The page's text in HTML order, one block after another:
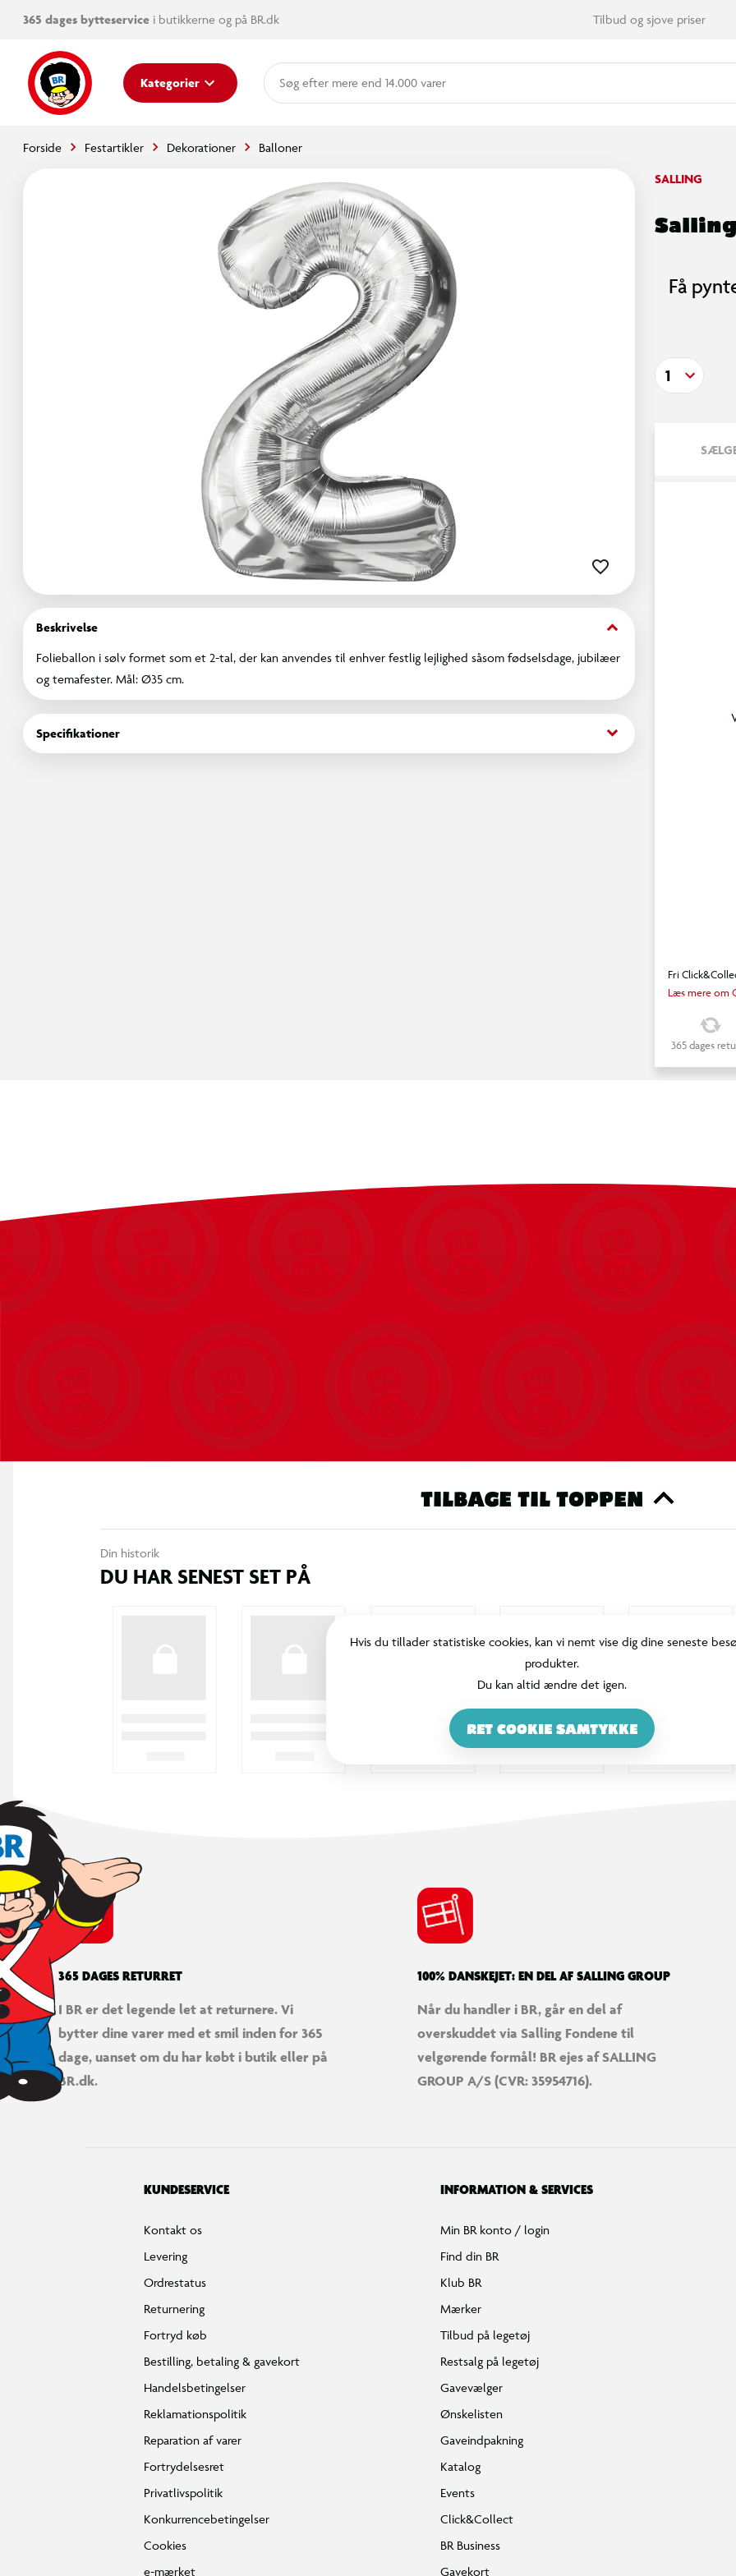
365 dages bytteservice i butikkerne og på BR.dk Tilbud og sjove priser
Kategorier mere end 14.000 varer
Forside Festartikler Dekorationer Balloner
Beskrivelse keyboard_arrow_down
Folieballon i sølv formet som et 2-tal, der kan anvendes til enhver festlig lejlighed såsom fødselsdage, jubilæer
og temafester. Mål: Ø35 cm.
Specifikationer keyboard_arrow_down
SALLING
Få
1
Fri
Læs mere om
365 dages
TILBAGE TIL TOPPEN
Din historik
DU HAR SENEST SET PÅ
Hvis du tillader statistiske cookies, kan vi nemt vise dig dine seneste
produkter.
Du kan altid ændre det igen.
RET COOKIE SAMTYKKE
365 DAGES RETURRET
I BR er det legende let at returnere. Vi
bytter dine varer med et smil inden for 365
dage, uanset om du har købt i butik eller på
BR.dk.
100% DANSKEJET: EN DEL AF SALLING GROUP
Når du handler i BR, går en del af
overskuddet via Salling Fondene til
velgørende formål! BR ejes af SALLING
GROUP A/S (CVR: 35954716).
KUNDESERVICE
Kontakt os
Levering
Ordrestatus
Returnering
Fortryd køb
Bestilling, betaling & gavekort
Handelsbetingelser
Reklamationspolitik
Reparation af varer
Fortrydelsesret
Privatlivspolitik
Konkurrencebetingelser
Cookies
e-mærket
INFORMATION & SERVICES
Min BR konto / login
Find din BR
Klub BR
Mærker
Tilbud på legetøj
Restsalg på legetøj
Gavevælger
Ønskelisten
Gaveindpakning
Katalog
Events
Click&Collect
BR Business
Gavekort